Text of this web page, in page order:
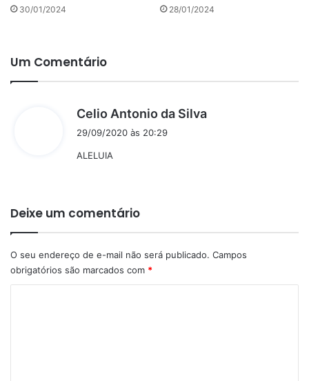
30/01/2024 28/01/2024
Um Comentário
Celio Antonio da Silva
29/09/2020 às 20:29
ALELUIA
Deixe um comentário
O seu endereço de e-mail não será publicado. Campos
obrigatórios são marcados com *